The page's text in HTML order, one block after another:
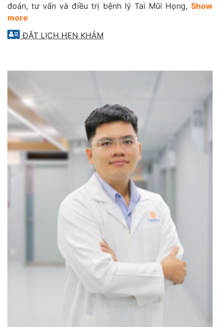
đoán, tư vấn và điều trị bệnh lý Tai Mũi Họng, Show
more
ĐẶT LỊCH HẸN KHÁM